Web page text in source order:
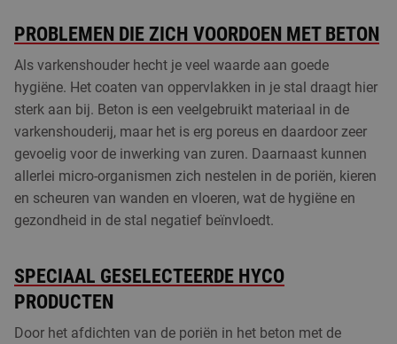
PROBLEMEN DIE ZICH VOORDOEN MET BETON
Als varkenshouder hecht je veel waarde aan goede
hygiëne. Het coaten van oppervlakken in je stal draagt hier
sterk aan bij. Beton is een veelgebruikt materiaal in de
varkenshouderij, maar het is erg poreus en daardoor zeer
gevoelig voor de inwerking van zuren. Daarnaast kunnen
allerlei micro-organismen zich nestelen in de poriën, kieren
en scheuren van wanden en vloeren, wat de hygiëne en
gezondheid in de stal negatief beïnvloedt.
SPECIAAL GESELECTEERDE HYCO
PRODUCTEN
Door het afdichten van de poriën in het beton met de